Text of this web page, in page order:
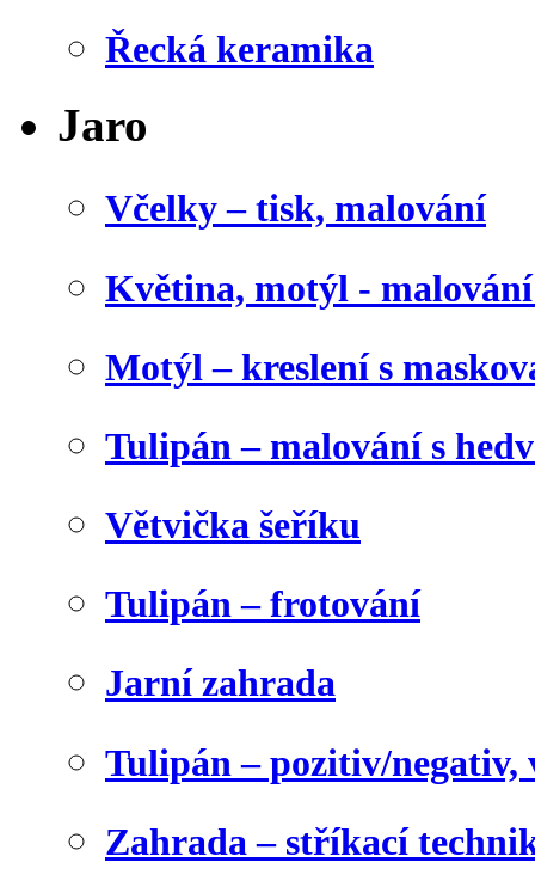
Řecká keramika
Jaro
Včelky – tisk, malování
Květina, motýl -
Motýl – kreslení s
Tulipán – malování s
Větvička šeříku
Tulipán – frotování
Jarní zahrada
Tulipán – pozitiv/negativ,
Zahrada – stříkací